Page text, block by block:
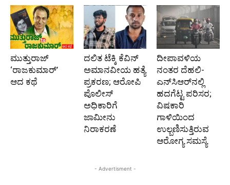
ಮುತ್ತುರಾಜ್
‘ರಾಜಕುಮಾರ್‍’
ಆದ ಕಥೆ
ದಲಿತ ಟೆಕ್ಕಿ ಕೆವಿನ್
ಅಮಾನವೀಯ ಹತ್ಯೆ
ಪ್ರಕರಣ; ಆರೋಪಿ
ಪೊಲೀಸ್‌
ಅಧಿಕಾರಿಗೆ
ಜಾಮೀನು
ನಿರಾಕರಣೆ
ದೀಪಾವಳಿಯ
ನಂತರ ದೆಹಲಿ-
ಎನ್‌ಸಿಆರ್‌ನಲ್ಲಿ
ಹದಗೆಟ್ಟ ಪರಿಸರ;
ವಿಷಕಾರಿ
ಗಾಳಿಯಿಂದ
ಉಲ್ಬಣಿಸುತ್ತಿರುವ
ಆರೋಗ್ಯ ಸಮಸ್ಯೆ
- Advertisment -